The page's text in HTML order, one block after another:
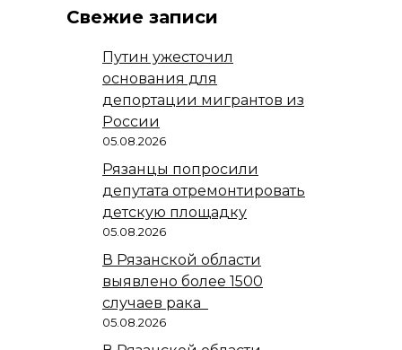
Свежие записи
Путин ужесточил
основания для
депортации мигрантов из
России
05.08.2026
Рязанцы попросили
депутата отремонтировать
детскую площадку
05.08.2026
В Рязанской области
выявлено более 1500
случаев рака
05.08.2026